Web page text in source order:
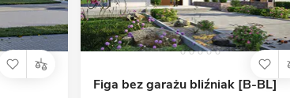
Figa bez garażu bliźniak [B-BL]